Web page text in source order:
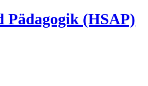
Pädagogik (HSAP)